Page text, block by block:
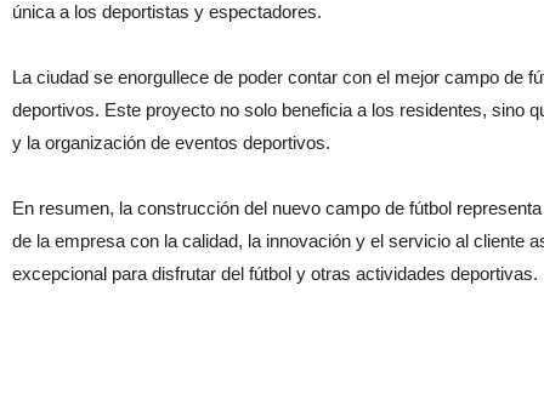
única a los deportistas y espectadores.
La ciudad se enorgullece de poder contar con el mejor campo de
deportivos. Este proyecto no solo beneficia a los residentes, sino
y la organización de eventos deportivos.
En resumen, la construcción del nuevo campo de fútbol
de la empresa con la calidad, la innovación y el servicio al cliente
excepcional para disfrutar del fútbol y otras actividades deportivas.